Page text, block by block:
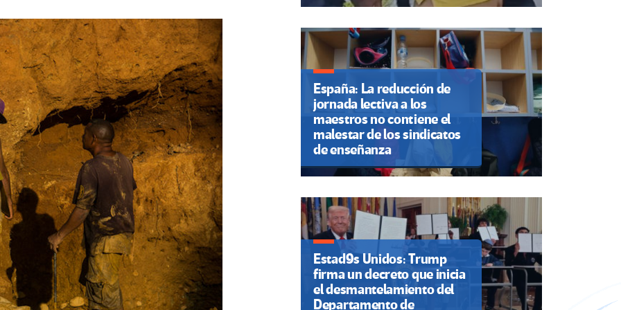
España: La reducción de
jornada lectiva a los
maestros no contiene el
malestar de los sindicatos
de enseñanza
Estad9s Unidos: Trump
firma un decreto que inicia
el desmantelamiento del
Departamento de